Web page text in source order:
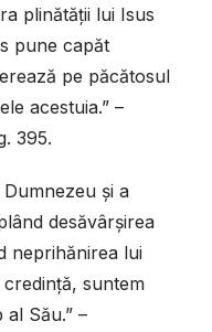
plinătății lui Isus
pune capăt
pe păcătosul
acestuia.” –
395.
și a
desăvârșirea
neprihănirea lui
suntem
Său.” –